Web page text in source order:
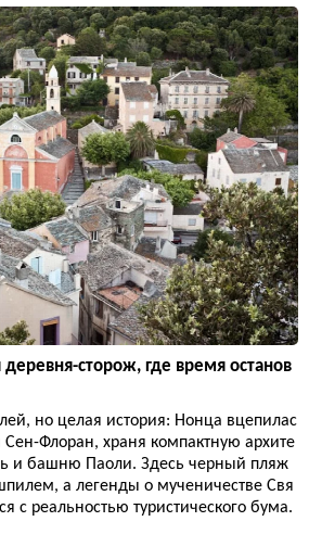
деревня-сторож, где время останов
но целая история: Нонца вцепилас
Сен-Флоран, храня компактную архите
и башню Паоли. Здесь черный пляж
а легенды о мученичестве Свя
с реальностью туристического бума.